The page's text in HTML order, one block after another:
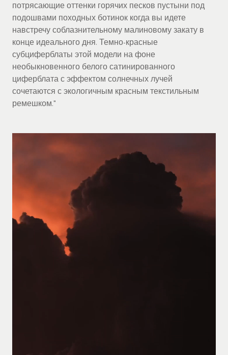
потрясающие оттенки горячих песков пустыни под
подошвами походных ботинок когда вы идете
навстречу соблазнительному малиновому закату в
конце идеального дня. Темно-красные
субциферблаты этой модели на фоне
необыкновенного белого сатинированного
циферблата с эффектом солнечных лучей
сочетаются с экологичным красным текстильным
ремешком."